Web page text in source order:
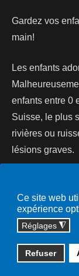
Ce site web
expérience
Réglages ◮
Refuser
Gardez vos
main!
Les enfants
enfants entre 0
Suisse, le plus
rivières ou
lésions graves.
Copyright ©
solutions